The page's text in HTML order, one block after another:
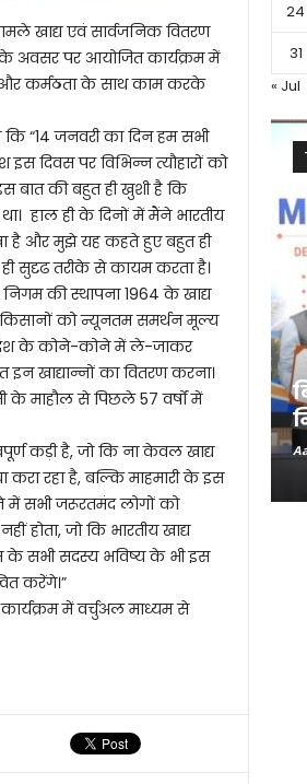
खाद्य एवं सार्वजनिक वितरण
के अवसर पर आयोजित कार्यक्रम में
और कर्मठता के साथ काम करके
“14 जनवरी का दिन हम सभी
इस दिवस पर विभिन्न त्यौहारों को
बात की बहुत ही खुशी है कि
हाल ही के दिनों में मैंने भारतीय
है और मुझे यह कहते हुए बहुत ही
ही सुदृढ तरीके से कायम करता है।
निगम की स्थापना 1964 के खाद्य
को न्यूनतम समर्थन मूल्य
से देश के कोने-कोने में ले-जाकर
खाद्यान्नों का वितरण करना।
के माहौल से पिछले 57 वर्षों में
कड़ी है, जो कि ना केवल खाद्य
करा रहा है, बल्कि माहमारी के इस
में सभी जरूरतमंद लोगों को
होता, जो कि भारतीय खाद्य
के सभी सदस्य भविष्य के भी इस
करेंगे।”
में वर्चुअल माध्यम से
24
31
« Jul